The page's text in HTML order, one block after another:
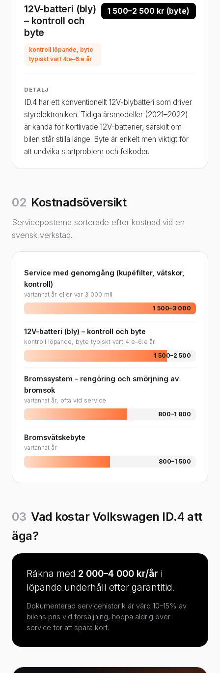
12V-batteri (bly)
– kontroll och
byte
kontroll löpande, byte
typiskt vart 4:e–6:e år
1 500–2 500 kr (byte)
DETALJ
ID.4 har ett konventionellt 12V-blybatteri som driver
styrelektroniken. Tidiga årsmodeller (2021–2022)
är kända för kortlivade 12V-batterier, särskilt om
bilen står stilla länge. Byte är enkelt men viktigt för
att undvika startproblem och felkoder.
02 Kostnadsöversikt
Serviceposterna sorterade efter kostnad vid en
svensk verkstad.
Service med genomgång (kupéfilter, vätskor,
kontroll)
vartannat år eller var 3 000 mil
1 500–3 000
12V-batteri (bly) – kontroll och byte
kontroll löpande, byte typiskt vart 4:e–6:e år
1 500–2 500
Bromssystem – rengöring och smörjning av
bromsok
vartannat år, ofta vid service
800–1 800
Bromsvätskebyte
vartannat år
800–1 500
03 Vad kostar Volkswagen ID.4 att
äga?
Räkna med 2 000–4 000 kr/år i
löpande underhåll efter garantitid.
Dokumenterad servicehistorik är värd 10–15% av
bilens pris vid försäljning, hoppa aldrig över
service för att spara kort.